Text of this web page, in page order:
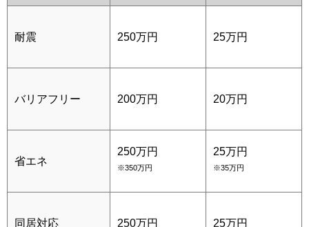
耐震 250万円 25万円
バリアフリー 200万円 20万円
省エネ
250万円
※350万円
25万円
※35万円
同居対応 250万円 25万円